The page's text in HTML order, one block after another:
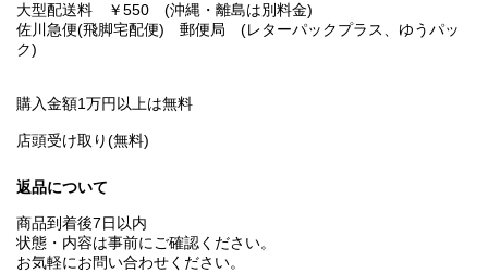
大型配送料 ￥550 (沖縄・離島は別料金)
佐川急便(飛脚宅配便) 郵便局 (レターパックプラス、ゆうパッ
ク)
購入金額1万円以上は無料
店頭受け取り(無料)
返品について
商品到着後7日以内
状態・内容は事前にご確認ください。
お気軽にお問い合わせください。